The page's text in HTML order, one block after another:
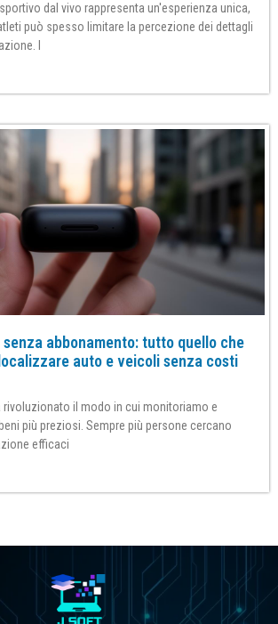
dal vivo rappresenta un'esperienza unica,
può spesso limitare la percezione dei dettagli
I
senza abbonamento: tutto quello che
auto e veicoli senza costi
rivoluzionato il modo in cui monitoriamo e
più preziosi. Sempre più persone cercano
efficaci